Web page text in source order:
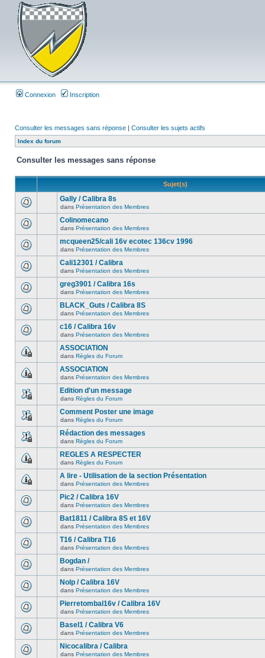
Connexion Inscription
Consulter les messages sans réponse | Consulter les sujets actifs
Index du forum
Consulter les messages sans réponse
Sujet(s)
Gally / Calibra 8s
dans Présentation des Membres
Colinomecano
dans Présentation des Membres
mcqueen25/cali 16v ecotec 136cv 1996
dans Présentation des Membres
Cali12301 / Calibra
dans Présentation des Membres
greg3901 / Calibra 16s
dans Présentation des Membres
BLACK_Guts / Calibra 8S
dans Présentation des Membres
c16 / Calibra 16v
dans Présentation des Membres
ASSOCIATION
dans Règles du Forum
ASSOCIATION
dans Présentation des Membres
Edition d'un message
dans Règles du Forum
Comment Poster une image
dans Règles du Forum
Rédaction des messages
dans Règles du Forum
REGLES A RESPECTER
dans Règles du Forum
A lire - Utilisation de la section Présentation
dans Présentation des Membres
Pic2 / Calibra 16V
dans Présentation des Membres
Bat1811 / Calibra 8S et 16V
dans Présentation des Membres
T16 / Calibra T16
dans Présentation des Membres
Bogdan /
dans Présentation des Membres
Nolp / Calibra 16V
dans Présentation des Membres
Pierretombal16v / Calibra 16V
dans Présentation des Membres
Basel1 / Calibra V6
dans Présentation des Membres
Nicocalibra / Calibra
dans Présentation des Membres